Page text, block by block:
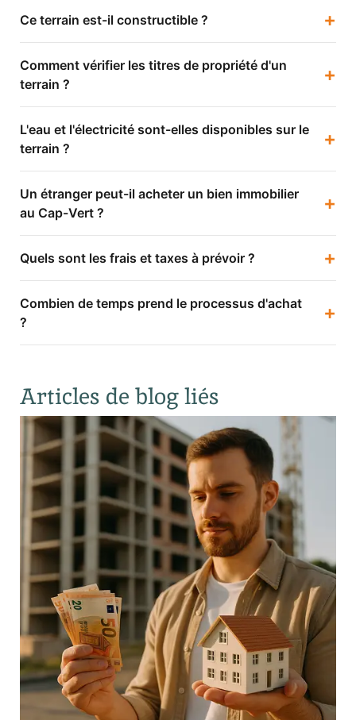
Ce terrain est-il constructible ? +
Comment vérifier les titres de propriété d'un
terrain ?
+
L'eau et l'électricité sont-elles disponibles sur le
terrain ?
+
Un étranger peut-il acheter un bien immobilier
au Cap-Vert ?
+
Quels sont les frais et taxes à prévoir ? +
Combien de temps prend le processus d'achat
?
+
Articles de blog liés